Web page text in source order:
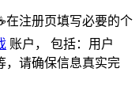
在注册页填写必要的个
账户， 包括：用户
，请确保信息真实完